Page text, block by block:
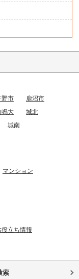
野市
鹿沼市
鳴大
城北
城南
マンション
役立ち情報
索